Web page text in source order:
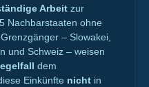
Arbeit zur
Nachbarstaaten ohne
– Slowakei,
und Schweiz – weisen
dem
Einkünfte nicht in